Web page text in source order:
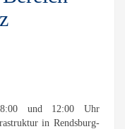
und 12:00 Uhr
in Rendsburg-